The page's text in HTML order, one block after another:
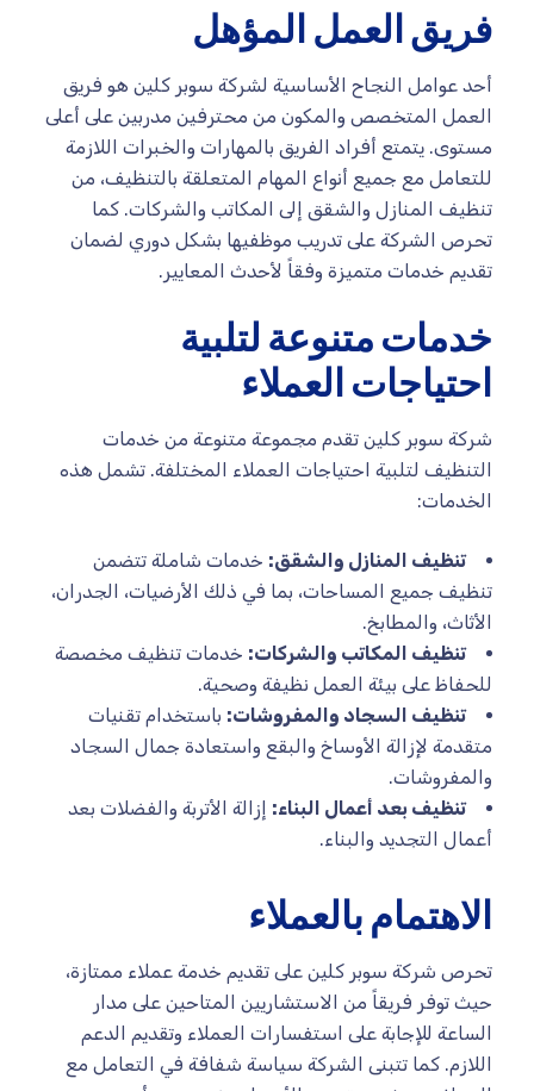
فريق العمل المؤهل
أحد عوامل النجاح الأساسية لشركة سوبر كلين هو فريق
العمل المتخصص والمكون من محترفين مدربين على أعلى
مستوى. يتمتع أفراد الفريق بالمهارات والخبرات اللازمة
للتعامل مع جميع أنواع المهام المتعلقة بالتنظيف، من
تنظيف المنازل والشقق إلى المكاتب والشركات. كما
تحرص الشركة على تدريب موظفيها بشكل دوري لضمان
تقديم خدمات متميزة وفقاً لأحدث المعايير.
خدمات متنوعة لتلبية
احتياجات العملاء
شركة سوبر كلين تقدم مجموعة متنوعة من خدمات
التنظيف لتلبية احتياجات العملاء المختلفة. تشمل هذه
الخدمات:
تنظيف المنازل والشقق: خدمات شاملة تتضمن
تنظيف جميع المساحات، بما في ذلك الأرضيات، الجدران،
الأثاث، والمطابخ.
تنظيف المكاتب والشركات: خدمات تنظيف مخصصة
للحفاظ على بيئة العمل نظيفة وصحية.
تنظيف السجاد والمفروشات: باستخدام تقنيات
متقدمة لإزالة الأوساخ والبقع واستعادة جمال السجاد
والمفروشات.
تنظيف بعد أعمال البناء: إزالة الأتربة والفضلات بعد
أعمال التجديد والبناء.
الاهتمام بالعملاء
تحرص شركة سوبر كلين على تقديم خدمة عملاء ممتازة،
حيث توفر فريقاً من الاستشاريين المتاحين على مدار
الساعة للإجابة على استفسارات العملاء وتقديم الدعم
اللازم. كما تتبنى الشركة سياسة شفافة في التعامل مع